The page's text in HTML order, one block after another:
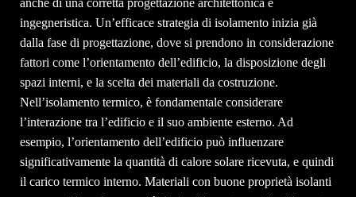
anche di una corretta progettazione architettonica e
ingegneristica. Un’efficace strategia di isolamento inizia già
dalla fase di progettazione, dove si prendono in considerazione
fattori come l’orientamento dell’edificio, la disposizione degli
spazi interni, e la scelta dei materiali da costruzione.
Nell’isolamento termico, è fondamentale considerare
l’interazione tra l’edificio e il suo ambiente esterno. Ad
esempio, l’orientamento dell’edificio può influenzare
significativamente la quantità di calore solare ricevuta, e quindi
il carico termico interno. Materiali con buone proprietà isolanti